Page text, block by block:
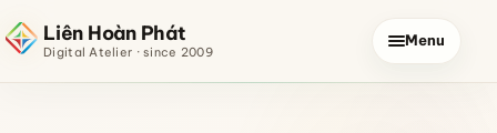
Liên Hoàn Phát
Digital Atelier · since 2009
Menu